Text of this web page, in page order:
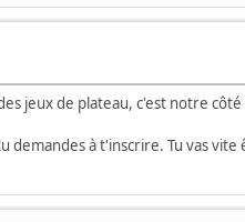
jeux de plateau, c'est notre
à t'inscrire. Tu vas